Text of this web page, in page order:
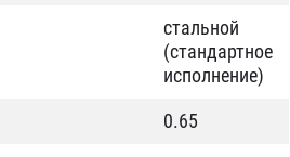
стальной
(стандартное
исполнение)
0.65